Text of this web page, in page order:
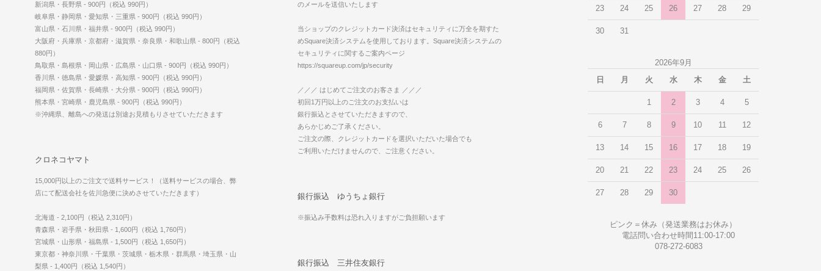
新潟県・長野県 - 900円（税込 990円）
岐阜県・静岡県・愛知県・三重県 - 900円（税込 990円）
富山県・石川県・福井県 - 900円（税込 990円）
大阪府・兵庫県・京都府・滋賀県・奈良県・和歌山県 - 800円（税込
880円）
鳥取県・島根県・岡山県・広島県・山口県 - 900円（税込 990円）
香川県・徳島県・愛媛県・高知県 - 900円（税込 990円）
福岡県・佐賀県・長崎県・大分県 - 900円（税込 990円）
熊本県・宮崎県・鹿児島県 - 900円（税込 990円）
※沖縄県、離島への発送は別途お見積もりさせていただきます
クロネコヤマト
15,000円以上のご注文で送料サービス！（送料サービスの場合、弊
店にて配送会社を佐川急便に決めさせていただきます）
北海道 - 2,100円（税込 2,310円）
青森県・岩手県・秋田県 - 1,600円（税込 1,760円）
宮城県・山形県・福島県 - 1,500円（税込 1,650円）
東京都・神奈川県・千葉県・茨城県・栃木県・群馬県・埼玉県・山
梨県 - 1,400円（税込 1,540円）
のメールを送信いたします
当ショップのクレジットカード決済はセキュリティに万全を期すた
めSquare決済システムを使用しております。Square決済システムの
セキュリティに関するご案内ページ
https://squareup.com/jp/security
／／／ はじめてご注文のお客さま ／／／
初回1万円以上のご注文のお支払いは
銀行振込とさせていただきますので、
あらかじめご了承ください。
ご注文の際、クレジットカードを選択いただいた場合でも
ご利用いただけませんので、ご注意ください。
銀行振込 ゆうちょ銀行
※振込み手数料は恐れ入りますがご負担願います
銀行振込 三井住友銀行
23 24 25 26 27 28 29
30 31
2026年9月
日
月 火 水 木 金 土
1 2 3 4 5
6 7 8 9 10 11 12
13 14 15 16 17 18 19
20 21 22 23 24 25 26
27 28 29 30
ピンク＝休み（発送業務はお休み）
電話問い合わせ時間11:00-17:00
078-272-6083